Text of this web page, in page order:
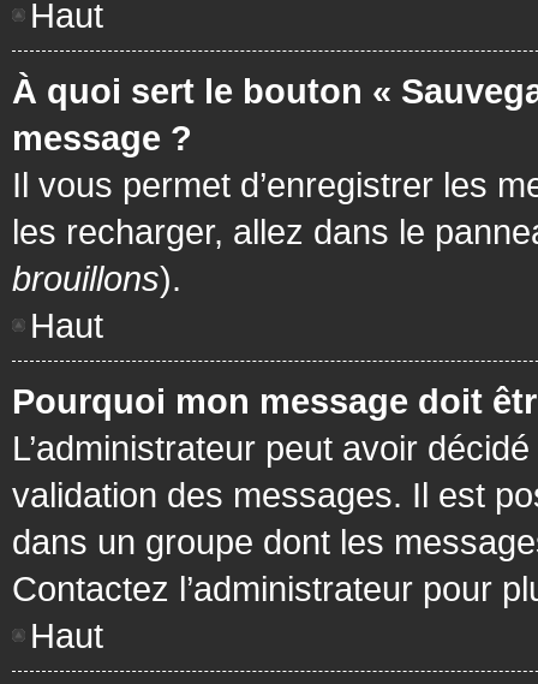
Haut
À quoi sert le bouton «
message ?
Il vous permet d’enregistrer les
les recharger, allez dans le
brouillons).
Haut
Pourquoi mon message doit
L’administrateur peut avoir
validation des messages. Il est
dans un groupe dont les
Contactez l’administrateur pour
Haut